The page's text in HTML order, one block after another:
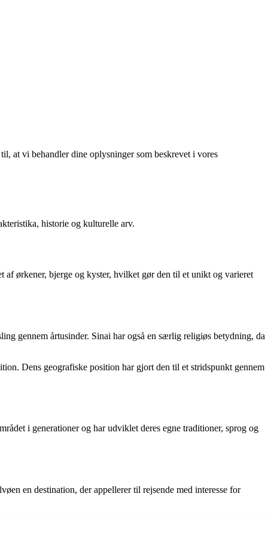
at vi behandler dine oplysninger som beskrevet i vores
historie og kulturelle arv.
ørkener, bjerge og kyster, hvilket gør den til et unikt og varieret
gennem årtusinder. Sinai har også en særlig religiøs betydning, da
Dens geografiske position har gjort den til et stridspunkt gennem
i generationer og har udviklet deres egne traditioner, sprog og
en destination, der appellerer til rejsende med interesse for